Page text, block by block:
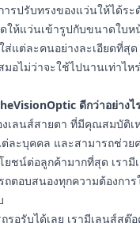
รปรับทรงของแว่นให้ได้ระ
ให้แว่นเข้ารูปกับขนาดใบ
ส่แต่ละคนอย่างละเอียดที่สุ
มอไม่ว่าจะใช้ไปนานเท่าไห
ดีกว่าอย่างไ
งเลนส์สายตา ที่มีคุณสมบัติ
ละบุคคล และสามารถช่วย
ชน์ต่อลูกค้ามากที่สุด เรามี
ถตอบสนองทุกความต้องกา
รอรับได้เลย เรามีเลนส์สต๊